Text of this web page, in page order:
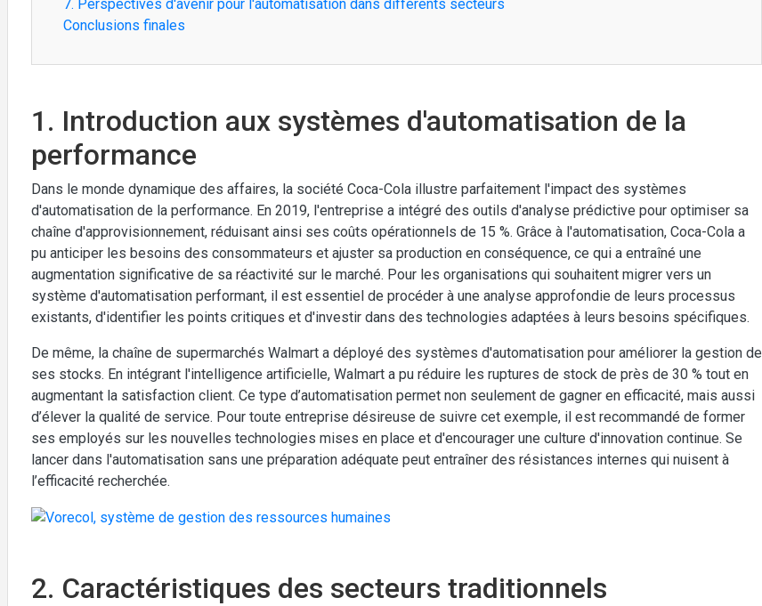
7. Perspectives d'avenir pour l'automatisation dans différents secteurs
Conclusions finales
1. Introduction aux systèmes d'automatisation de la
performance
Dans le monde dynamique des affaires, la société Coca-Cola illustre parfaitement l'impact des systèmes
d'automatisation de la performance. En 2019, l'entreprise a intégré des outils d'analyse prédictive pour optimiser sa
chaîne d'approvisionnement, réduisant ainsi ses coûts opérationnels de 15 %. Grâce à l'automatisation, Coca-Cola a
pu anticiper les besoins des consommateurs et ajuster sa production en conséquence, ce qui a entraîné une
augmentation significative de sa réactivité sur le marché. Pour les organisations qui souhaitent migrer vers un
système d'automatisation performant, il est essentiel de procéder à une analyse approfondie de leurs processus
existants, d'identifier les points critiques et d'investir dans des technologies adaptées à leurs besoins spécifiques.
De même, la chaîne de supermarchés Walmart a déployé des systèmes d'automatisation pour améliorer la gestion de
ses stocks. En intégrant l'intelligence artificielle, Walmart a pu réduire les ruptures de stock de près de 30 % tout en
augmentant la satisfaction client. Ce type d’automatisation permet non seulement de gagner en efficacité, mais aussi
d’élever la qualité de service. Pour toute entreprise désireuse de suivre cet exemple, il est recommandé de former
ses employés sur les nouvelles technologies mises en place et d'encourager une culture d'innovation continue. Se
lancer dans l'automatisation sans une préparation adéquate peut entraîner des résistances internes qui nuisent à
l’efficacité recherchée.
2. Caractéristiques des secteurs traditionnels